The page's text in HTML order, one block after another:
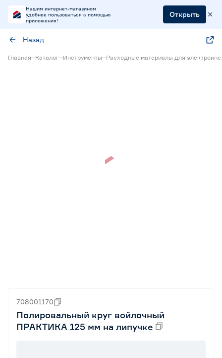
Нашим интернет-магазином
удобнее пользоваться с помощью
приложения!
Открыть
Назад
Главная Каталог Инструменты Расходные материалы для
708001170
Полировальный круг войлочный
ПРАКТИКА 125 мм на липучке